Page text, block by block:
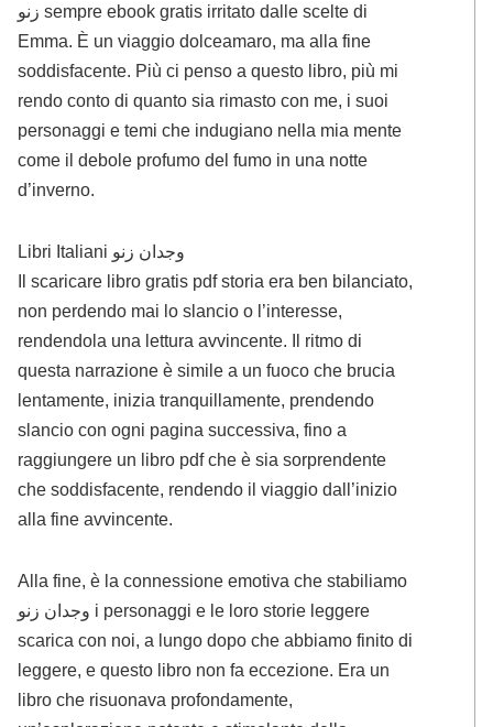
زنو sempre ebook gratis irritato dalle scelte di
Emma. È un viaggio dolceamaro, ma alla fine
soddisfacente. Più ci penso a questo libro, più mi
rendo conto di quanto sia rimasto con me, i suoi
personaggi e temi che indugiano nella mia mente
come il debole profumo del fumo in una notte
d’inverno.
Libri Italiani وجدان زنو
Il scaricare libro gratis pdf storia era ben bilanciato,
non perdendo mai lo slancio o l’interesse,
rendendola una lettura avvincente. Il ritmo di
questa narrazione è simile a un fuoco che brucia
lentamente, inizia tranquillamente, prendendo
slancio con ogni pagina successiva, fino a
raggiungere un libro pdf che è sia sorprendente
che soddisfacente, rendendo il viaggio dall’inizio
alla fine avvincente.
Alla fine, è la connessione emotiva che stabiliamo
وجدان زنو i personaggi e le loro storie leggere
scarica con noi, a lungo dopo che abbiamo finito di
leggere, e questo libro non fa eccezione. Era un
libro che risuonava profondamente,